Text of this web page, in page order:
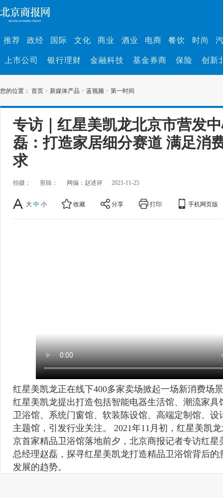
推荐 政经 国际 文化 商业 酒业 电商 餐饮 时尚
上市公司 银行理财 金融科技 基金券商 保险 创新
您的位置： 首页 > 新媒体产品 > 蓝视频 > 第一时间
专访｜红星美凯龙北京市营发
磊：打造家居细分赛道 满足消
求
拍摄： 剪辑： 网编：赵述评 2021-11-25
大 中 小 收藏 分享 打印 手机网页版
红星美凯龙正在线下400多家卖场掀起一场新消费场
红星美凯龙提出打造包括智能电器生活馆、潮流家具
卫浴馆、系统门窗馆、软装陈设馆、高端定制馆、设
主题馆，引发行业关注。 2021年11月初，红星美凯
京首家精品卫浴馆落地前夕，北京商报记者专访红星
总经理赵磊，探寻红星美凯龙打造精品卫浴馆背后的
发展的趋势。